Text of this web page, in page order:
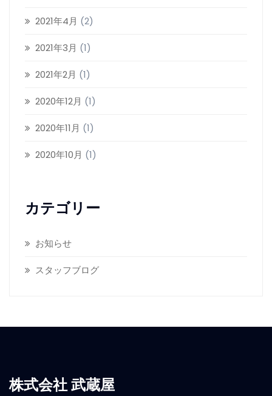
2021年4月 (2)
2021年3月 (1)
2021年2月 (1)
2020年12月 (1)
2020年11月 (1)
2020年10月 (1)
カテゴリー
お知らせ
スタッフブログ
株式会社 武蔵屋